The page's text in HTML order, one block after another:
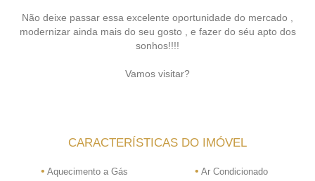
Não deixe passar essa excelente oportunidade do mercado ,
modernizar ainda mais do seu gosto , e fazer do séu apto dos
sonhos!!!!
Vamos visitar?
CARACTERÍSTICAS DO IMÓVEL
• Aquecimento a Gás • Ar Condicionado